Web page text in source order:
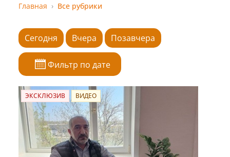
Главная Все рубрики
Сегодня Вчера Позавчера
Фильтр по дате
ЭКСКЛЮЗИВ ВИДЕО